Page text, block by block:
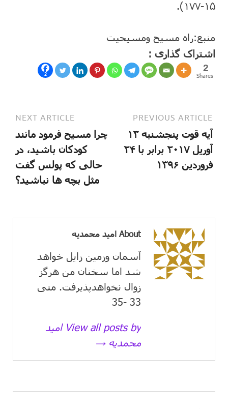
۱۵-۱۷۷).
منبع:راه مسیح ومسیحیت
اشتراک گذاری :
2
2
Shares
PREVIOUS ARTICLE
آیه قوت پنجشنبه ۱۳
آوریل ۲۰۱۷ برابر با ۲۴
فروردین ۱۳۹۶
NEXT ARTICLE
چرا مسیح فرمود مانند
کودکان باشید، در
حالی که پولس گفت
مثل بچه ها نباشید؟
About امید محمدیه
آسمان وزمین زايل خواهد
شد اما سخنان من هرگز
زوال نخواهدپذیرفت. متی
33 -35
View all posts by امید
محمدیه →